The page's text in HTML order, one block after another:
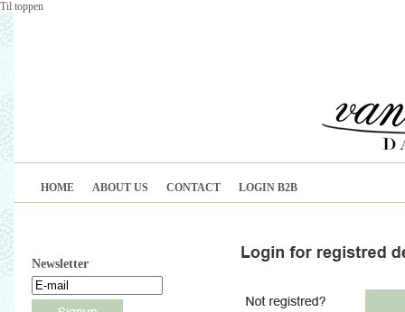
Til toppen
HOME ABOUT US CONTACT LOGIN B2B
Newsletter